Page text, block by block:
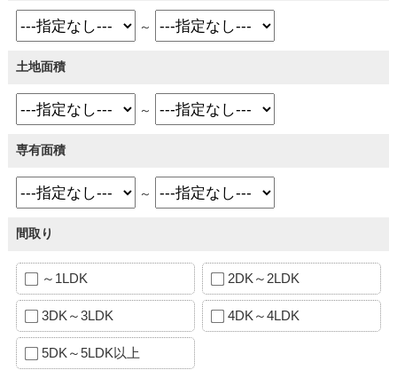
～
土地面積
～
専有面積
～
間取り
～1LDK 2DK～2LDK
3DK～3LDK 4DK～4LDK
5DK～5LDK以上